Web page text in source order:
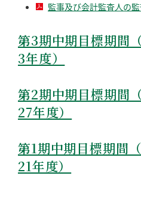
監事及び会計監査人の
第3期中期目標期間
3年度）
第2期中期目標期間
27年度）
第1期中期目標期間
21年度）